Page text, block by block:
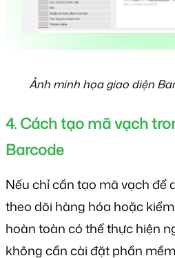
Ảnh minh họa giao diện
4. Cách tạo mã vạch
Barcode
Nếu chỉ cần tạo mã vạch để
theo dõi hàng hóa hoặc
hoàn toàn có thể thực hiện
không cần cài đặt phần